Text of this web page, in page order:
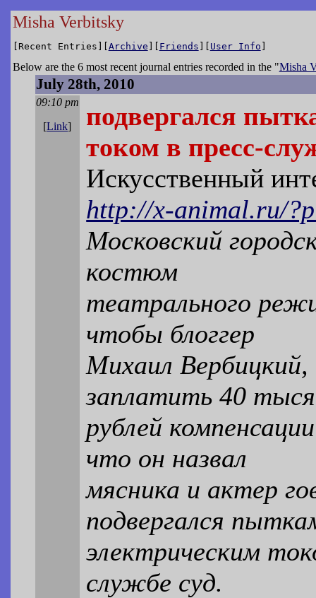
Misha Verbitsky
[Recent Entries][Archive ][ Friends ][ User Info ]
Below are the 6 most recent journal entries recorded in the "Misha
July 28th, 2010
09:10 pm
[Link]
подвергался
током в пресс-
Искусственный
http://x-animal.ru/
Московский
костюм
театрального
чтобы блоггер
Михаил
заплатить 40
рублей
что он назвал
мясника и актер
подвергался
электрическим
службе суд.